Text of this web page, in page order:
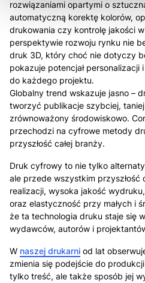
rozwiązaniami opartymi o
automatyczną korektę kolorów,
drukowania czy kontrolę jakości
perspektywie rozwoju rynku nie
druk 3D, który choć nie dotyczy
pokazuje potencjał
do każdego projektu.
Globalny trend wskazuje jasno –
tworzyć publikacje szybciej,
zrównoważony środowiskowo.
przechodzi na cyfrowe metody
przyszłość całej branży.
Druk cyfrowy to nie tylko
ale przede wszystkim
realizacji, wysoka jakość
oraz elastyczność przy małych i
że ta technologia druku staje się
wydawców, autorów i
W naszej drukarni od lat
zmienia się podejście do
tylko treść, ale także sposób jej